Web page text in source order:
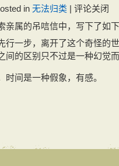
in 无法归类 | 评论关闭
亲属的吊唁信中，写下了如下
行一步，离开了这个奇怪的
间的区别只不过是一种幻觉
时间是一种假象，有感。